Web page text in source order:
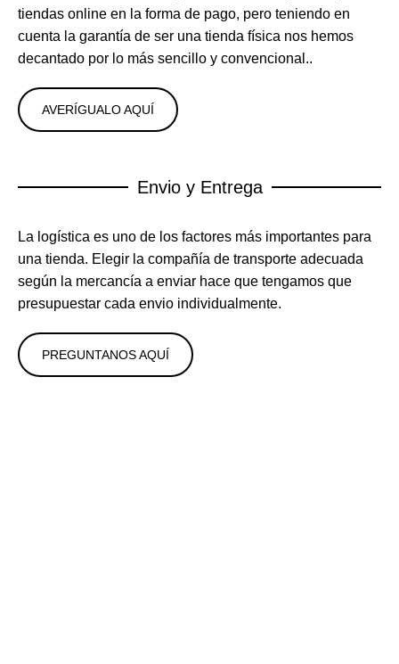
tiendas online en la forma de pago, pero teniendo en
cuenta la garantía de ser una tienda física nos hemos
decantado por lo más sencillo y convencional..
AVERÍGUALO AQUÍ
Envio y Entrega
La logística es uno de los factores más importantes para
una tienda. Elegir la compañía de transporte adecuada
según la mercancía a enviar hace que tengamos que
presupuestar cada envio individualmente.
PREGUNTANOS AQUÍ